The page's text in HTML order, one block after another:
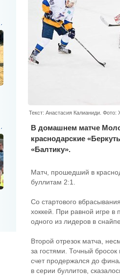
Текст: Анастасия Калианиди. Фото:
В домашнем матче
краснодарские
«Балтику».
Матч, прошедший в
буллитам 2:1.
Со стартового
хоккей. При равной игре
одного из лидеров в
Второй отрезок матча,
за гостями. Точный
счет продержался до
в серии буллитов,